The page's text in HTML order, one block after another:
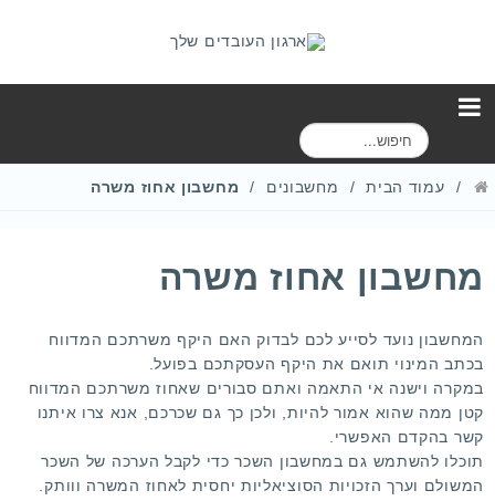
ח
י
עמוד הבית מחשבונים מחשבון אחוז משרה
מחשבון אחוז משרה
המחשבון נועד לסייע לכם לבדוק האם היקף משרתכם המדווח
בכתב המינוי תואם את היקף העסקתכם בפועל.
במקרה וישנה אי התאמה ואתם סבורים שאחוז משרתכם המדווח
קטן ממה שהוא אמור להיות, ולכן כך גם שכרכם, אנא צרו איתנו
קשר בהקדם האפשרי.
תוכלו להשתמש גם במחשבון השכרכדי לקבל הערכה של השכר
המשולם וערך הזכויות הסוציאליות יחסית לאחוז המשרה ווותק.